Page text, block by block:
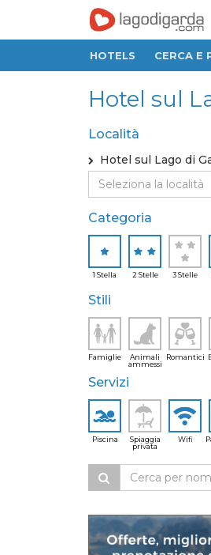
HOTELS CERCA E
Hotel sul
Località
Hotel sul Lago di
Categoria
1 Stella 2 Stelle 3 Stelle
Stili
Famiglie
Animali
ammessi
Romantici
Servizi
Piscina
Spiaggia
privata
Wifi